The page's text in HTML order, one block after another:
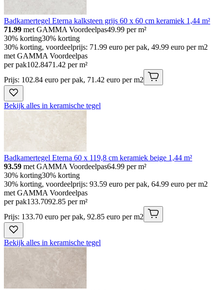
Badkamertegel Eterna kalksteen grijs 60 x 60 cm keramiek 1,44 m²
71.99 met GAMMA Voordeelpas49.99 per m²
30% korting30% korting
30% korting, voordeelprijs: 71.99 euro per pak, 49.99 euro per m2
met GAMMA Voordeelpas
per pak102.8471.42 per m²
Prijs: 102.84 euro per pak, 71.42 euro per m2
Bekijk alles in keramische tegel
Badkamertegel Eterna 60 x 119,8 cm keramiek beige 1,44 m²
93.59 met GAMMA Voordeelpas64.99 per m²
30% korting30% korting
30% korting, voordeelprijs: 93.59 euro per pak, 64.99 euro per m2
met GAMMA Voordeelpas
per pak133.7092.85 per m²
Prijs: 133.70 euro per pak, 92.85 euro per m2
Bekijk alles in keramische tegel